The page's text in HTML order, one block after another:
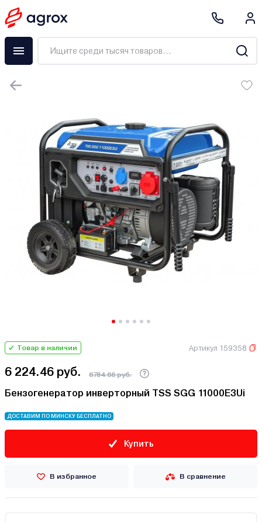
Товар в наличии Артикул 159358
6 224.46 руб. 6784.66 руб.
Бензогенератор инверторный TSS SGG 11000E3Ui
ДОСТАВИМ ПО МИНСКУ БЕСПЛАТНО
Купить
В избранное В сравнение